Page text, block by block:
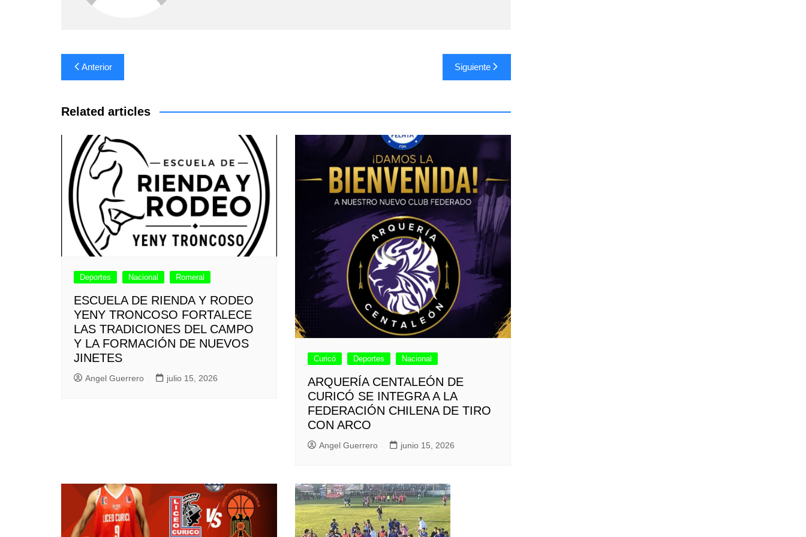
Navegación
de
entradas
Anterior Siguiente
Related articles
Deportes Nacional Romeral
ESCUELA DE RIENDA Y RODEO
YENY TRONCOSO FORTALECE
LAS TRADICIONES DEL CAMPO
Y LA FORMACIÓN DE NUEVOS
JINETES
Angel Guerrero julio 15, 2026
Curicó Deportes Nacional
ARQUERÍA CENTALEÓN DE
CURICÓ SE INTEGRA A LA
FEDERACIÓN CHILENA DE TIRO
CON ARCO
Angel Guerrero junio 15, 2026